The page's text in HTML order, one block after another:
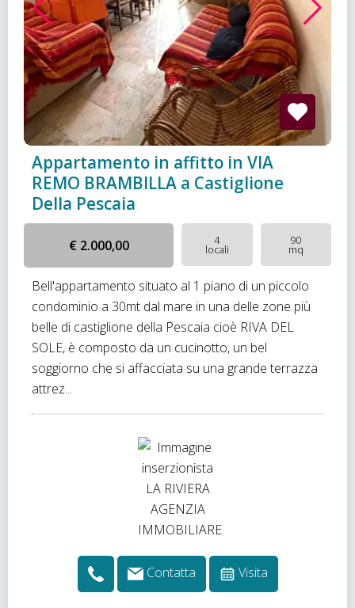
Appartamento in affitto in VIA
REMO BRAMBILLA a Castiglione
Della Pescaia
€ 2.000,00 4
locali
90
mq
Bell'appartamento situato al 1 piano di un piccolo
condominio a 30mt dal mare in una delle zone più
belle di castiglione della Pescaia cioè RIVA DEL
SOLE, è composto da un cucinotto, un bel
soggiorno che si affacciata su una grande terrazza
attrez...
Contatta Visita